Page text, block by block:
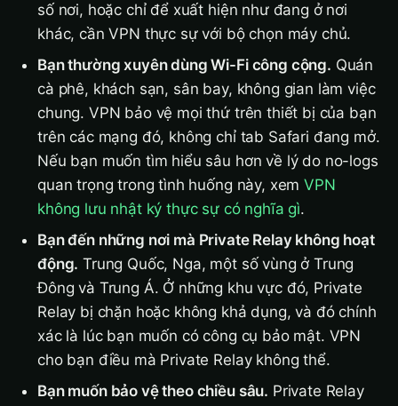
số nơi, hoặc chỉ để xuất hiện như đang ở nơi
khác, cần VPN thực sự với bộ chọn máy chủ.
Bạn thường xuyên dùng Wi-Fi công cộng. Quán
cà phê, khách sạn, sân bay, không gian làm việc
chung. VPN bảo vệ mọi thứ trên thiết bị của bạn
trên các mạng đó, không chỉ tab Safari đang mở.
Nếu bạn muốn tìm hiểu sâu hơn về lý do no-logs
quan trọng trong tình huống này, xem VPN
không lưu nhật ký thực sự có nghĩa gì.
Bạn đến những nơi mà Private Relay không hoạt
động. Trung Quốc, Nga, một số vùng ở Trung
Đông và Trung Á. Ở những khu vực đó, Private
Relay bị chặn hoặc không khả dụng, và đó chính
xác là lúc bạn muốn có công cụ bảo mật. VPN
cho bạn điều mà Private Relay không thể.
Bạn muốn bảo vệ theo chiều sâu. Private Relay